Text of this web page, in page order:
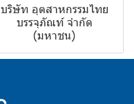
บริษัท อุตสาหกรรมไทย
บรรจุภัณท์ จำกัด
(มหาชน)